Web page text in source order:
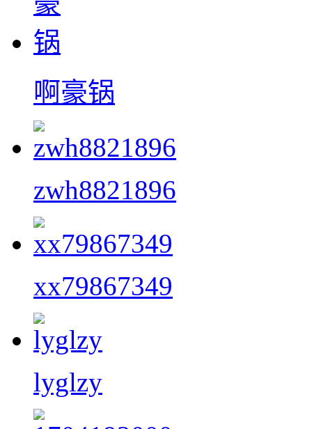
啊豪锅
zwh8821896
xx79867349
lyglzy